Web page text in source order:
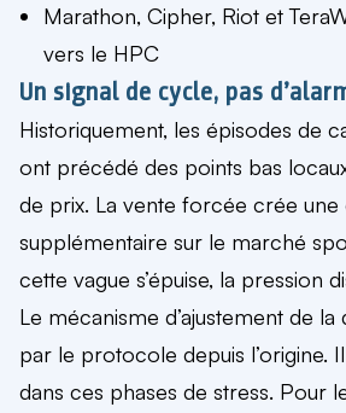
Marathon, Cipher, Riot et
vers le HPC
Un signal de cycle, pas
Historiquement, les épisodes de
ont précédé des points bas
de prix. La vente forcée crée une
supplémentaire sur le marché
cette vague s’épuise, la pression
Le mécanisme d’ajustement de
par le protocole depuis l’origine.
dans ces phases de stress. Pour